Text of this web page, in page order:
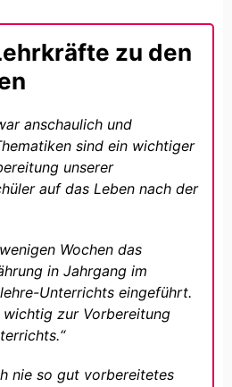
zu den
anschaulich und
sind ein wichtiger
unserer
auf das Leben nach der
Wochen das
in Jahrgang im
Unterrichts eingeführt.
zur Vorbereitung
nie so gut vorbereitetes